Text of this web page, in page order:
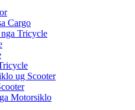
Cargo
Tricycle
ug Scooter
Motorsiklo